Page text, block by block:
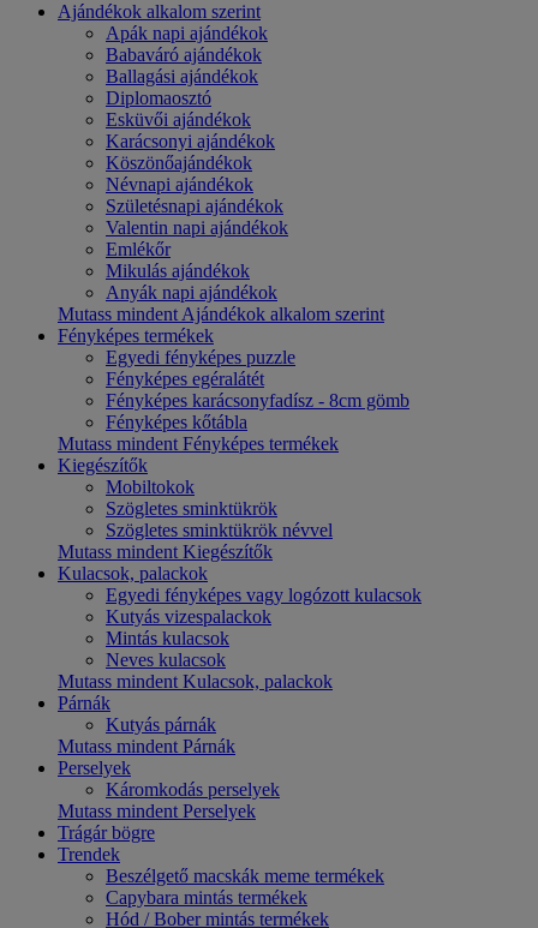
Ajándékok alkalom szerint
Apák napi ajándékok
Babaváró ajándékok
Ballagási ajándékok
Diplomaosztó
Esküvői ajándékok
Karácsonyi ajándékok
Köszönőajándékok
Névnapi ajándékok
Születésnapi ajándékok
Valentin napi ajándékok
Emlékőr
Mikulás ajándékok
Anyák napi ajándékok
Mutass mindent Ajándékok alkalom szerint
Fényképes termékek
Egyedi fényképes puzzle
Fényképes egéralátét
Fényképes karácsonyfadísz - 8cm gömb
Fényképes kőtábla
Mutass mindent Fényképes termékek
Kiegészítők
Mobiltokok
Szögletes sminktükrök
Szögletes sminktükrök névvel
Mutass mindent Kiegészítők
Kulacsok, palackok
Egyedi fényképes vagy logózott kulacsok
Kutyás vizespalackok
Mintás kulacsok
Neves kulacsok
Mutass mindent Kulacsok, palackok
Párnák
Kutyás párnák
Mutass mindent Párnák
Perselyek
Káromkodás perselyek
Mutass mindent Perselyek
Trágár bögre
Trendek
Beszélgető macskák meme termékek
Capybara mintás termékek
Hód / Bober mintás termékek